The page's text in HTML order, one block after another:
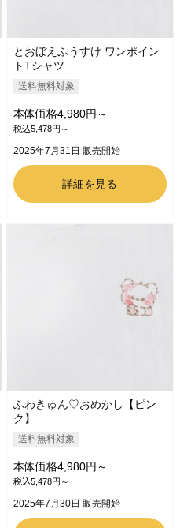
とおぼえふうすけ ワンポイン
トTシャツ
送料無料対象
本体価格4,980円～
税込5,478円～
2025年7月31日 販売開始
詳細を見る
ふわきゅん♡おめかし【ピン
ク】
送料無料対象
本体価格4,980円～
税込5,478円～
2025年7月30日 販売開始